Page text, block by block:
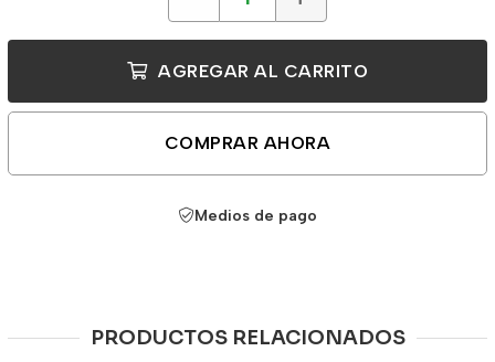
AGREGAR AL CARRITO
COMPRAR AHORA
Medios de pago
PRODUCTOS RELACIONADOS